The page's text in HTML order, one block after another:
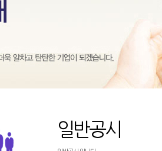
일반공시